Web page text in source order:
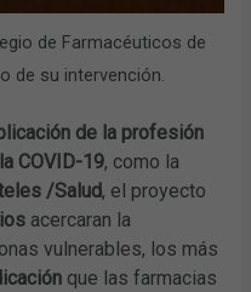
de Farmacéuticos de
de su intervención.
de la profesión
COVID-19, como la
/Salud, el proyecto
acercaran la
vulnerables, los más
que las farmacias